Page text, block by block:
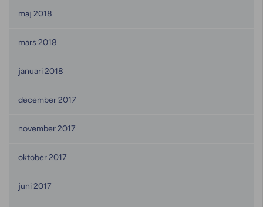
maj 2018
mars 2018
januari 2018
december 2017
november 2017
oktober 2017
juni 2017